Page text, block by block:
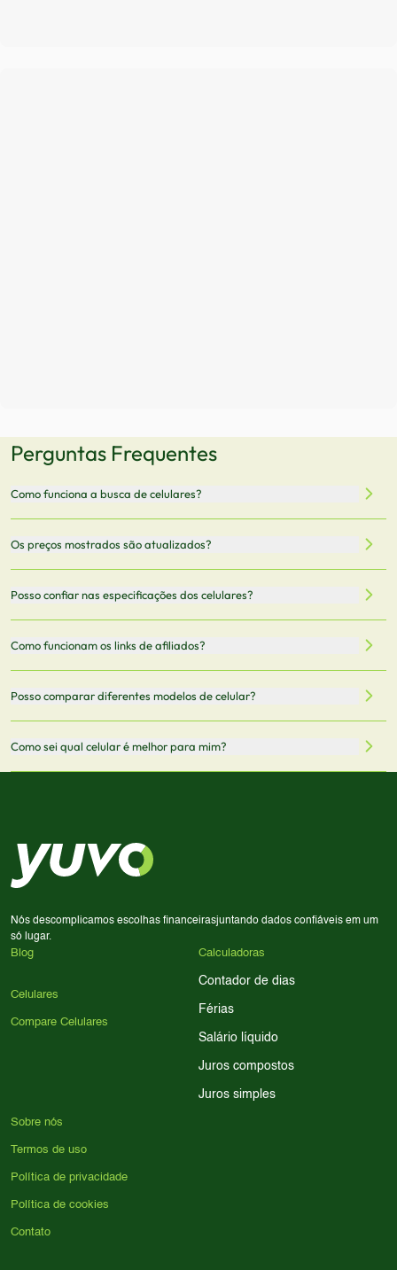
Perguntas Frequentes
Como funciona a busca de celulares?
armazenamento, memória RAM, bateria e conectividade
5G.
Os preços mostrados são atualizados?
vendedor antes de finalizar sua compra.
Posso confiar nas especificações dos celulares?
informações mais recentes de cada modelo.
Como funcionam os links de afiliados?
comissão sem custo adicional para você.
Posso comparar diferentes modelos de celular?
Sim! Você pode selecionar até 3 celulares para comparar
Como sei qual celular é melhor para mim?
processador e bateria são essenciais. Use nossos filtros
para encontrar o celular ideal.
Nós descomplicamos escolhas financeirasjuntando dados confiáveis em um
só lugar.
Blog
Celulares
Compare Celulares
Calculadoras
Contador de dias
Férias
Salário líquido
Juros compostos
Juros simples
Sobre nós
Termos de uso
Política de privacidade
Política de cookies
Contato